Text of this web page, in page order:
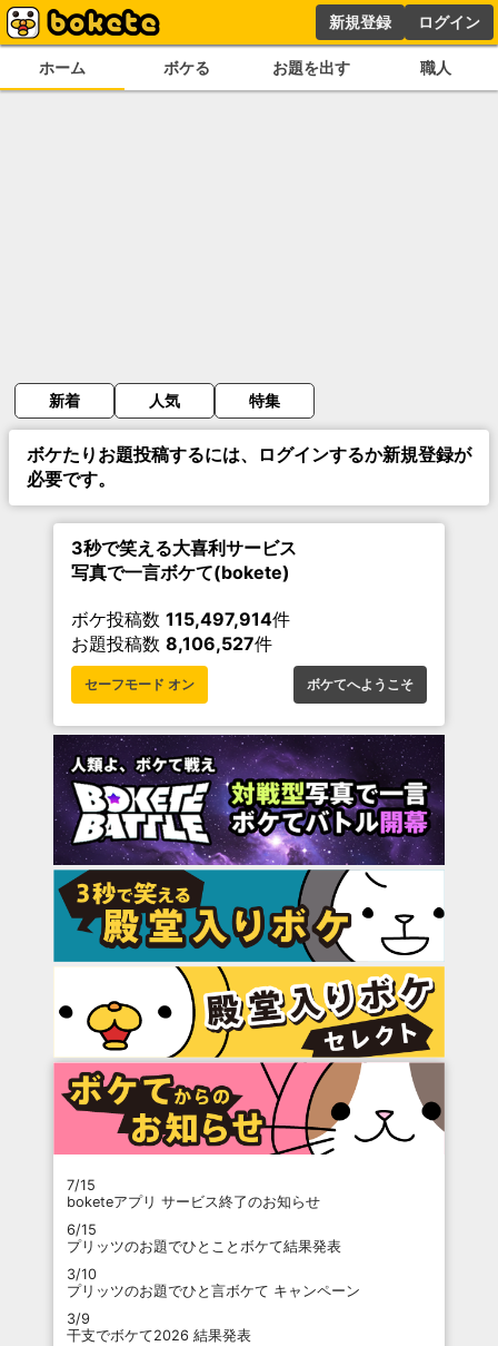
新規登録 ログイン
ホーム ボケる お題を出す 職人
新着 人気 特集
ボケたりお題投稿するには、ログインするか新規登録が
必要です。
3秒で笑える大喜利サービス
写真で一言ボケて(bokete)
ボケ投稿数 115,497,914件
お題投稿数 8,106,527件
セーフモード オン ボケてへようこそ
7/15
boketeアプリ サービス終了のお知らせ
6/15
プリッツのお題でひとことボケて結果発表
3/10
プリッツのお題でひと言ボケて キャンペーン
3/9
干支でボケて2026 結果発表